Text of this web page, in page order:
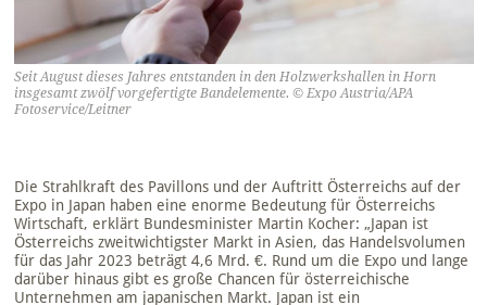
Seit August dieses Jahres entstanden in den Holzwerkshallen in Horn
insgesamt zwölf vorgefertigte Bandelemente. © Expo Austria/APA
Fotoservice/Leitner
Die Strahlkraft des Pavillons und der Auftritt Österreichs auf der
Expo in Japan haben eine enorme Bedeutung für Österreichs
Wirtschaft, erklärt Bundesminister Martin Kocher: „Japan ist
Österreichs zweitwichtigster Markt in Asien, das Handelsvolumen
für das Jahr 2023 beträgt 4,6 Mrd. €. Rund um die Expo und lange
darüber hinaus gibt es große Chancen für österreichische
Unternehmen am japanischen Markt. Japan ist ein